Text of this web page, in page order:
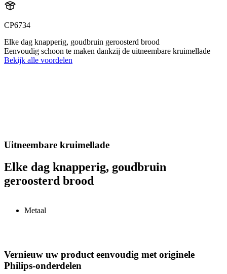
CP6734
Elke dag knapperig, goudbruin geroosterd brood
Eenvoudig schoon te maken dankzij de uitneembare kruimellade
Bekijk alle voordelen
Uitneembare kruimellade
Elke dag knapperig, goudbruin
geroosterd brood
Metaal
Vernieuw uw product eenvoudig met originele
Philips-onderdelen